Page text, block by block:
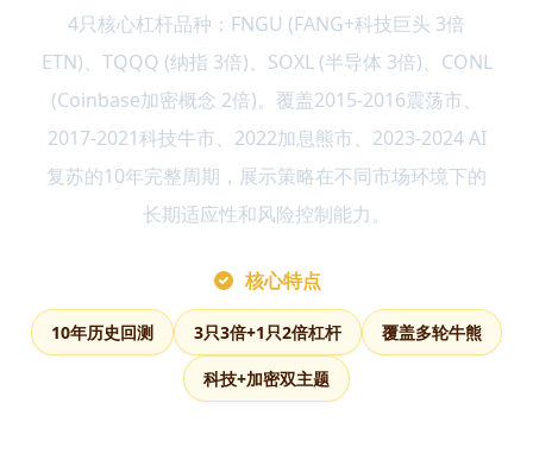
4只核心杠杆品种：FNGU (FANG+科技巨头 3倍
ETN)、TQQQ (纳指 3倍)、SOXL (半导体 3倍)、CONL
(Coinbase加密概念 2倍)。覆盖2015-2016震荡市、
2017-2021科技牛市、2022加息熊市、2023-2024 AI
复苏的10年完整周期，展示策略在不同市场环境下的
长期适应性和风险控制能力。
核心特点
10年历史回测 3只3倍+1只2倍杠杆 覆盖多轮牛熊
科技+加密双主题